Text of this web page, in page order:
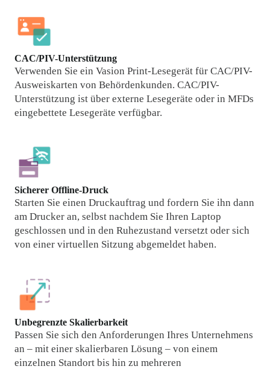
CAC/PIV-Unterstützung
Verwenden Sie ein Vasion Print-Lesegerät für CAC/PIV-
Ausweiskarten von Behördenkunden. CAC/PIV-
Unterstützung ist über externe Lesegeräte oder in MFDs
eingebettete Lesegeräte verfügbar.
Sicherer Offline-Druck
Starten Sie einen Druckauftrag und fordern Sie ihn dann
am Drucker an, selbst nachdem Sie Ihren Laptop
geschlossen und in den Ruhezustand versetzt oder sich
von einer virtuellen Sitzung abgemeldet haben.
Unbegrenzte Skalierbarkeit
Passen Sie sich den Anforderungen Ihres Unternehmens
an – mit einer skalierbaren Lösung – von einem
einzelnen Standort bis hin zu mehreren